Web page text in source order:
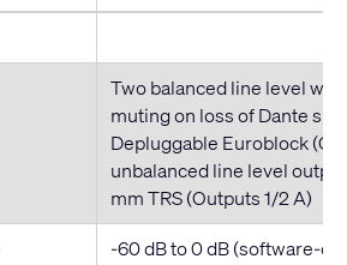
Two balanced line level
muting on loss of Dante
Depluggable Euroblock
unbalanced line level
mm TRS (Outputs 1/2 A)
-60 dB to 0 dB (software-